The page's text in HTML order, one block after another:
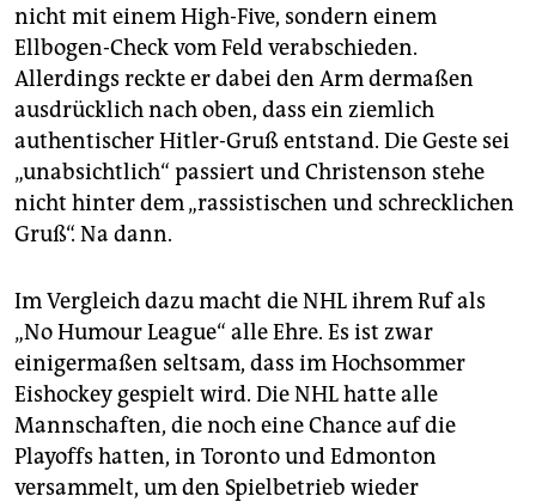
nicht mit einem High-Five, sondern einem
Ellbogen-Check vom Feld verabschieden.
Allerdings reckte er dabei den Arm dermaßen
ausdrücklich nach oben, dass ein ziemlich
authentischer Hitler-Gruß entstand. Die Geste sei
„unabsichtlich“ passiert und Christenson stehe
nicht hinter dem „rassistischen und schrecklichen
Gruß“. Na dann.
Im Vergleich dazu macht die NHL ihrem Ruf als
„No Humour League“ alle Ehre. Es ist zwar
einigermaßen seltsam, dass im Hochsommer
Eishockey gespielt wird. Die NHL hatte alle
Mannschaften, die noch eine Chance auf die
Playoffs hatten, in Toronto und Edmonton
versammelt, um den Spielbetrieb wieder